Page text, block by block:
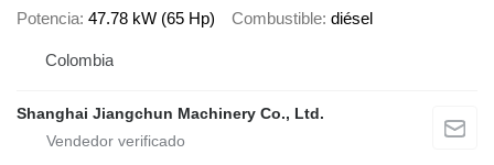
Potencia 47.78 kW (65 Hp) Combustible diésel
Colombia
Shanghai Jiangchun Machinery Co., Ltd.